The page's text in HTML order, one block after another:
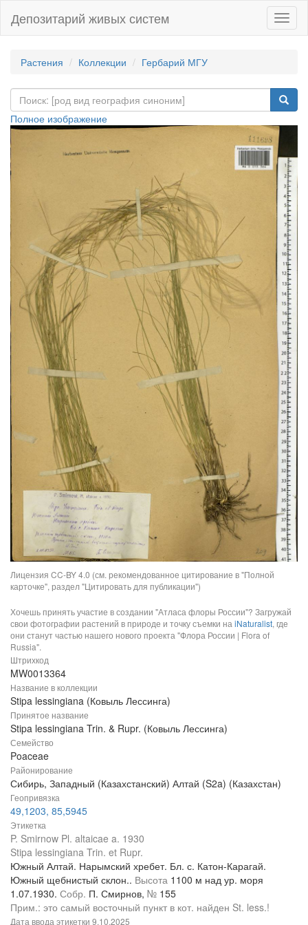
Депозитарий живых систем
Растения Коллекции Гербарий МГУ
Полное изображение
Лицензия CC-BY 4.0 (см. рекомендованное цитирование в "Полной
карточке", раздел "Цитировать для публикации")
Хочешь принять участие в создании "Атласа флоры России"? Загружай
свои фотографии растений в природе и точку съемки на iNaturalist, где
они станут частью нашего нового проекта "Флора России | Flora of
Russia".
Штрихкод
MW0013364
Название в коллекции
Stipa lessingiana (Ковыль Лессинга)
Принятое название
Stipa lessingiana Trin. & Rupr. (Ковыль Лессинга)
Семейство
Poaceae
Районирование
Сибирь, Западный (Казахстанский) Алтай (S2a) (Казахстан)
Геопривязка
49,1203, 85,5945
Этикетка
P. Smirnow Pl. altaicae a. 1930
Stipa lessingiana Trin. et Rupr.
Южный Алтай. Нарымский хребет. Бл. с. Катон-Карагай.
Южный щебнистый склон.. Высота 1100 м над ур. моря
1.07.1930. Собр. П. Смирнов, № 155
Прим.: это самый восточный пункт в кот. найден St. less.!
Дата ввода этикетки 9.10.2025